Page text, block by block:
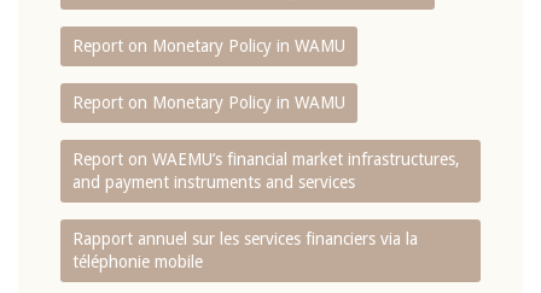
Report on Monetary Policy in WAMU
Report on Monetary Policy in WAMU
Report on WAEMU’s financial market infrastructures,
and payment instruments and services
Rapport annuel sur les services financiers via la
téléphonie mobile